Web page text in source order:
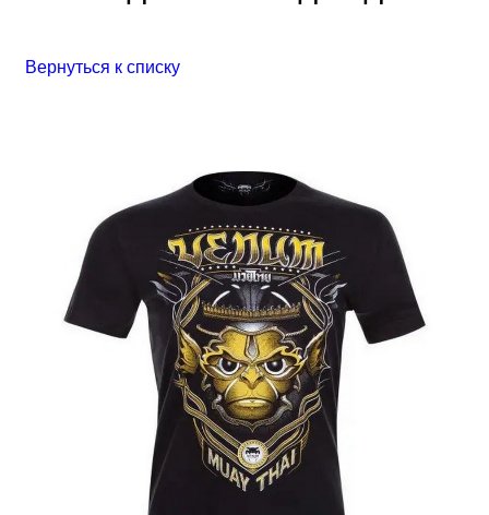
Вернуться к списку